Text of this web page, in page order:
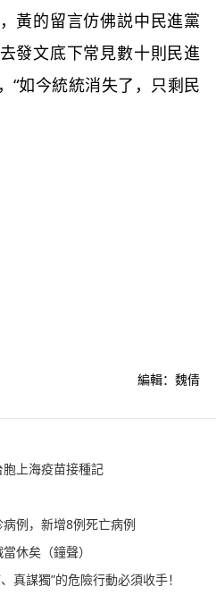
的留言仿佛説中民進黨
發文底下常見數十則民進
“如今統統消失了，只剩民
編輯：魏倩
上海疫苗接種記
例，新增8例死亡病例
休矣（鐘聲）
真謀獨”的危險行動必須收手！